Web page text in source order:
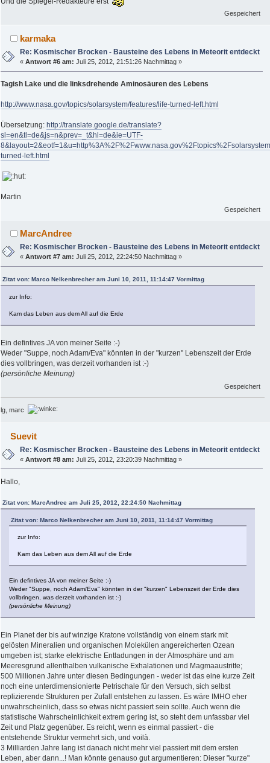
Gespeichert
karmaka
Re: Kosmischer Brocken - Bausteine des Lebens in Meteorit entdeckt
«Antwort #6 am: Juli 25, 2012, 21:51:26 Nachmittag »
Tagish Lake und die linksdrehende Aminosäuren des Lebens
http://www.nasa.gov/topics/solarsystem/features/life-turned-left.html
Übersetzung: http://translate.google.de/translate?
sl=en&tl=de&js=n&prev=_t&hl=de&ie=UTF-
turned-left.html
Martin
Gespeichert
MarcAndree
Re: Kosmischer Brocken - Bausteine des Lebens in Meteorit entdeckt
«Antwort #7 am: Juli 25, 2012, 22:24:50 Nachmittag »
Zitat von: Marco Nelkenbrecher am Juni 10, 2011, 11:14:47 Vormittag
zur Info:
Kam das Leben aus dem All auf die Erde
Ein defintives JA von meiner Seite :-)
Weder "Suppe, noch Adam/Eva" könnten in der "kurzen" Lebenszeit der Erde
dies vollbringen, was derzeit vorhanden ist :-)
(persönliche Meinung)
Gespeichert
lg, marc
Suevit
Re: Kosmischer Brocken - Bausteine des Lebens in Meteorit entdeckt
«Antwort #8 am: Juli 25, 2012, 23:20:39 Nachmittag »
Hallo,
Zitat von: MarcAndree am Juli 25, 2012, 22:24:50 Nachmittag
Zitat von: Marco Nelkenbrecher am Juni 10, 2011, 11:14:47 Vormittag
zur Info:
Kam das Leben aus dem All auf die Erde
Ein defintives JA von meiner Seite :-)
Weder "Suppe, noch Adam/Eva" könnten in der "kurzen" Lebenszeit der Erde dies
vollbringen, was derzeit vorhanden ist :-)
(persönliche Meinung)
Ein Planet der bis auf winzige Kratone vollständig von einem stark mit
gelösten Mineralien und organischen Molekülen angereicherten Ozean
umgeben ist; starke elektrische Entladungen in der Atmosphäre und am
Meeresgrund allenthalben vulkanische Exhalationen und Magmaaustritte;
500 Millionen Jahre unter diesen Bedingungen - weder ist das eine kurze Zeit
noch eine unterdimensionierte Petrischale für den Versuch, sich selbst
replizierende Strukturen per Zufall entstehen zu lassen. Es wäre IMHO eher
unwahrscheinlich, dass so etwas nicht passiert sein sollte. Auch wenn die
statistische Wahrscheinlichkeit extrem gering ist, so steht dem unfassbar viel
Zeit und Platz gegenüber. Es reicht, wenn es einmal passiert - die
entstehende Struktur vermehrt sich, und voilà.
3 Milliarden Jahre lang ist danach nicht mehr viel passiert mit dem ersten
Leben, aber dann...! Man könnte genauso gut argumentieren: Dieser "kurze"